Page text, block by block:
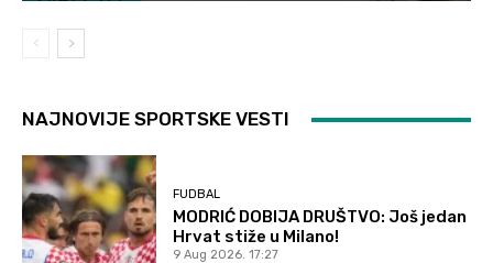
NAJNOVIJE SPORTSKE VESTI
FUDBAL
MODRIĆ DOBIJA DRUŠTVO: Još jedan
Hrvat stiže u Milano!
9 Aug 2026. 17:27